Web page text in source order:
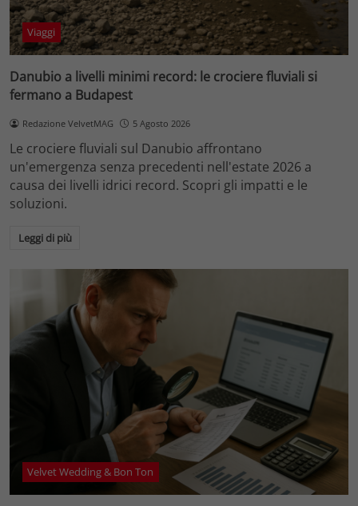
Viaggi
Danubio a livelli minimi record: le crociere fluviali si
fermano a Budapest
Redazione VelvetMAG 5 Agosto 2026
Le crociere fluviali sul Danubio affrontano
un'emergenza senza precedenti nell'estate 2026 a
causa dei livelli idrici record. Scopri gli impatti e le
soluzioni.
Leggi di più
Velvet Wedding & Bon Ton